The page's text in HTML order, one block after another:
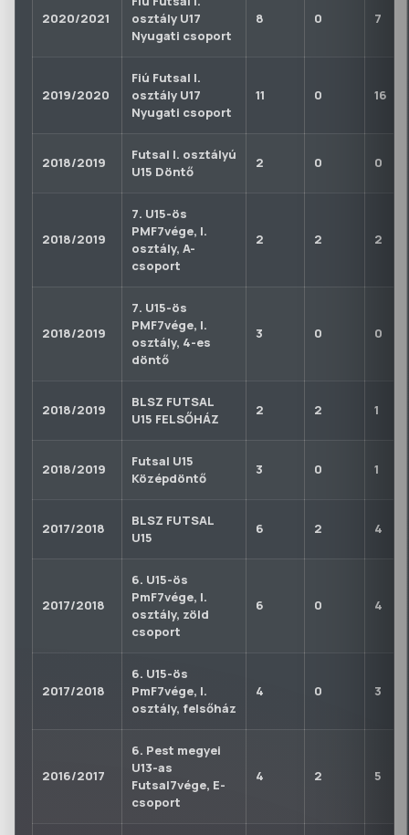
2020/2021
osztály U17
Nyugati csoport
8 0 7
2019/2020
Fiú Futsal I.
osztály U17
Nyugati csoport
11 0 16
2018/2019
Futsal I. osztályú
U15 Döntő
2 0 0
2018/2019
7. U15-ös
PMF7vége, I.
osztály, A-
csoport
2 2 2
2018/2019
7. U15-ös
PMF7vége, I.
osztály, 4-es
döntő
3 0 0
2018/2019
BLSZ FUTSAL
U15 FELSŐHÁZ
2 2 1
2018/2019
Futsal U15
Középdöntő
3 0 1
2017/2018
BLSZ FUTSAL
U15
6 2 4
2017/2018
6. U15-ös
PmF7vége, I.
osztály, zöld
csoport
6 0 4
2017/2018
6. U15-ös
PmF7vége, I.
osztály, felsőház
4 0 3
2016/2017
6. Pest megyei
U13-as
Futsal7vége, E-
csoport
4 2 5